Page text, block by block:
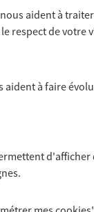
aident à
respect de votre
aident à faire
d'afficher